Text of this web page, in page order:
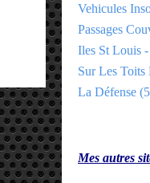
Vehicules
Passages
Iles St Louis
Sur Les Toits
La Défense
Mes autres